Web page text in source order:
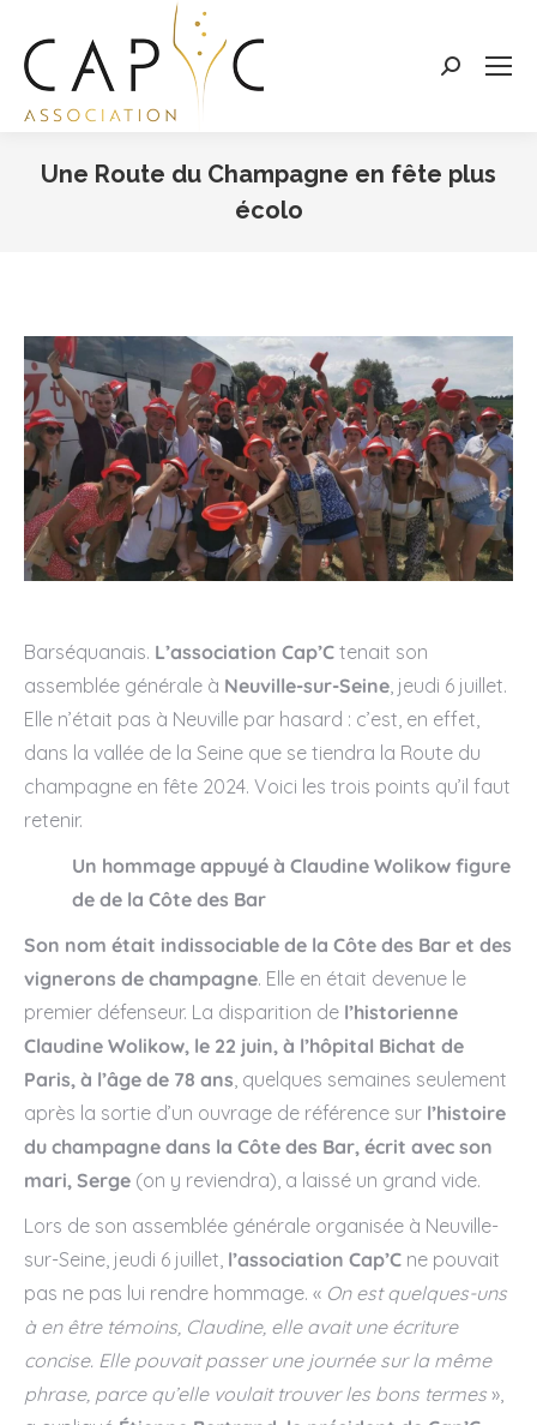
Search:
Une Route du Champagne en fête plus
écolo
Barséquanais. L’association Cap’C tenait son
assemblée générale à Neuville-sur-Seine, jeudi 6 juillet.
Elle n’était pas à Neuville par hasard : c’est, en effet,
dans la vallée de la Seine que se tiendra la Route du
champagne en fête 2024. Voici les trois points qu’il faut
retenir.
Un hommage appuyé à Claudine Wolikow figure
de de la Côte des Bar
Son nom était indissociable de la Côte des Bar et des
vignerons de champagne. Elle en était devenue le
premier défenseur. La disparition de l’historienne
Claudine Wolikow, le 22 juin, à l’hôpital Bichat de
Paris, à l’âge de 78 ans, quelques semaines seulement
après la sortie d’un ouvrage de référence sur l’histoire
du champagne dans la Côte des Bar, écrit avec son
mari, Serge (on y reviendra), a laissé un grand vide.
Lors de son assemblée générale organisée à Neuville-
sur-Seine, jeudi 6 juillet, l’association Cap’C ne pouvait
pas ne pas lui rendre hommage. « On est quelques-uns
à en être témoins, Claudine, elle avait une écriture
concise. Elle pouvait passer une journée sur la même
phrase, parce qu’elle voulait trouver les bons termes »,